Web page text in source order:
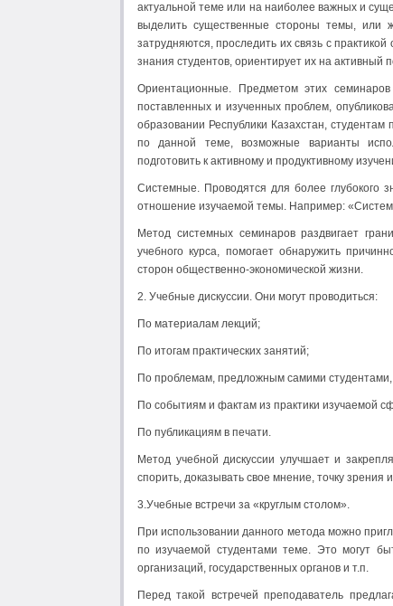
актуальной теме или на наиболее важных и
выделить существенные стороны темы, или
затрудняются, проследить их связь с
знания студентов, ориентирует их на
Ориентационные. Предметом этих
поставленных и изученных проблем,
образовании Республики Казахстан,
по данной теме, возможные варианты
подготовить к активному и продуктивному
Системные. Проводятся для более глубокого
отношение изучаемой темы. Например:
Метод системных семинаров раздвигает
учебного курса, помогает обнаружить
сторон общественно-экономической жизни.
2. Учебные дискуссии. Они могут проводиться:
По материалам лекций;
По итогам практических занятий;
По проблемам, предложным самими
По событиям и фактам из практики изучаемой
По публикациям в печати.
Метод учебной дискуссии улучшает и
спорить, доказывать свое мнение, точку зрения
3.Учебные встречи за «круглым столом».
При использовании данного метода можно
по изучаемой студентами теме. Это могут
организаций, государственных органов и т.п.
Перед такой встречей преподаватель